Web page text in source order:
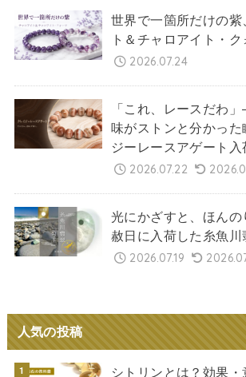
世界で一箇所だけの紫
ト＆チャロアイト・
2026.07.24
「これ、レースだわ
味がストンと分かった
ジーレースアゲート入
2026.07.22
光にかざすと、ほん
赦日に入荷した糸魚川
2026.07.19
人気の投稿
シトリンとは？効果